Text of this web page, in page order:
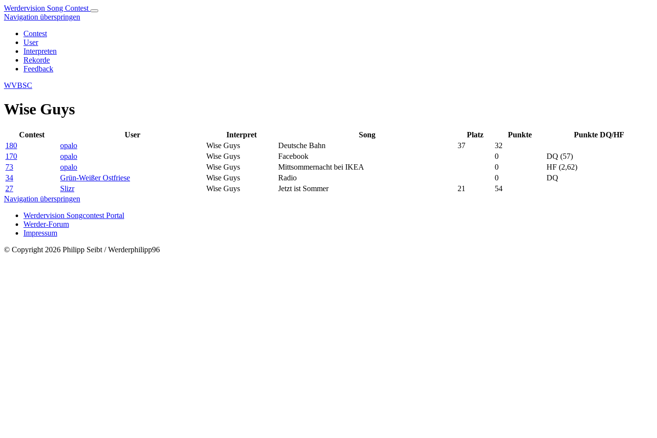
Werdervision Song Contest
Navigation überspringen
Contest
User
Interpreten
Rekorde
Feedback
WVBSC
Wise Guys
Contest User Interpret Song Platz Punkte
Punkte DQ/HF
180
opalo Wise Guys Deutsche Bahn 37
32
170
opalo Wise Guys Facebook 0
DQ (57)
73
opalo Wise Guys Mittsommernacht bei IKEA 0
HF (2,62)
34
Grün-Weißer Ostfriese Wise Guys Radio 0
DQ
27
Slizr Wise Guys Jetzt ist Sommer 21
54
Navigation überspringen
Werdervision Songcontest Portal
Werder-Forum
Impressum
© Copyright 2026 Philipp Seibt / Werderphilipp96